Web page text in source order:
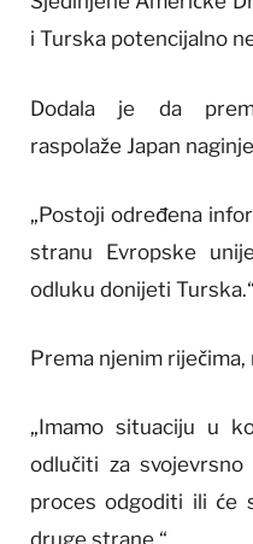
i Turska potencijalno
Dodala je da
raspolaže Japan
„Postoji određena
stranu Evropske
odluku donijeti Turska.“
Prema njenim
„Imamo situaciju u
odlučiti za
proces odgoditi ili će